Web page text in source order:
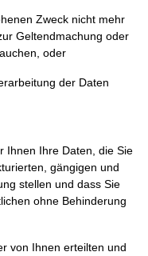
Zweck nicht mehr
Geltendmachung oder
oder
der Daten
Ihnen Ihre Daten, die Sie
gängigen und
stellen und dass Sie
ohne Behinderung
Ihnen erteilten und